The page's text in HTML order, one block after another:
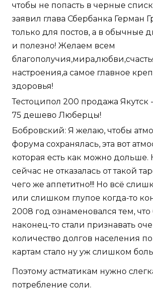
чтобы не попасть в черные
заявил глава Сбербанка Герман
только для постов, а в обычные
и полезно! Желаем всем
настроения,а самое главное
здоровья!
Тестоципол 200 продажа Якутск
75 дешево Люберцы!
Бобровский: Я желаю, чтобы
форума сохранялась, эта вот
которая есть как можно дольше.
сейчас не отказалась от такой
чего же аппетитно!!! Но всё
или слишком глупое когда-то
2008 год ознаменовался тем, что
наконец-то стали признавать
количество долгов населения
картам стало ну уж слишком
Поэтому астматикам нужно
потребление соли.